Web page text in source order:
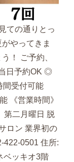
ての通りとっ
やってきま
！ ご予約、
日予約OK ◎
受付可能
《営業時間》
第二月曜日 脱
ロン 業界初の
422-0501 住所:
ベッキオ3階